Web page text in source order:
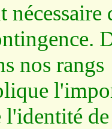
nos
l'identité